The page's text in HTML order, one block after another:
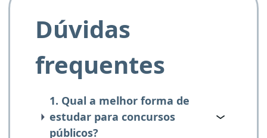
Dúvidas
frequentes
1. Qual a melhor forma de
estudar para concursos
públicos?